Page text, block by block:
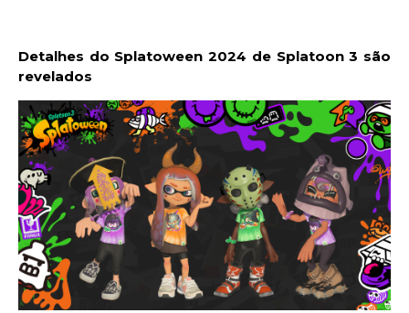
Detalhes do Splatoween 2024 de Splatoon 3 são
revelados